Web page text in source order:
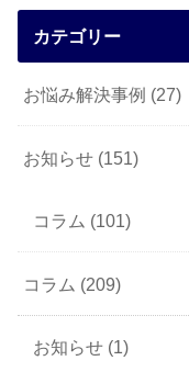
カテゴリー
お悩み解決事例 (27)
お知らせ (151)
コラム (101)
コラム (209)
お知らせ (1)